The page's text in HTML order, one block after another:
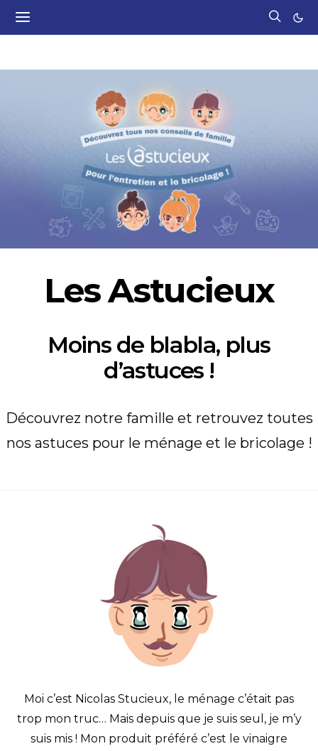
Les Astucieux
Moins de blabla, plus
d’astuces !
Découvrez notre famille et retrouvez toutes
nos astuces pour le ménage et le bricolage !
Moi c’est Nicolas Stucieux, le ménage c’était pas
trop mon truc… Mais depuis que je suis seul, je m’y
suis mis ! Mon produit préféré c’est le vinaigre